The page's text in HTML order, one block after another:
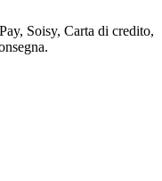
Soisy, Carta di credito,